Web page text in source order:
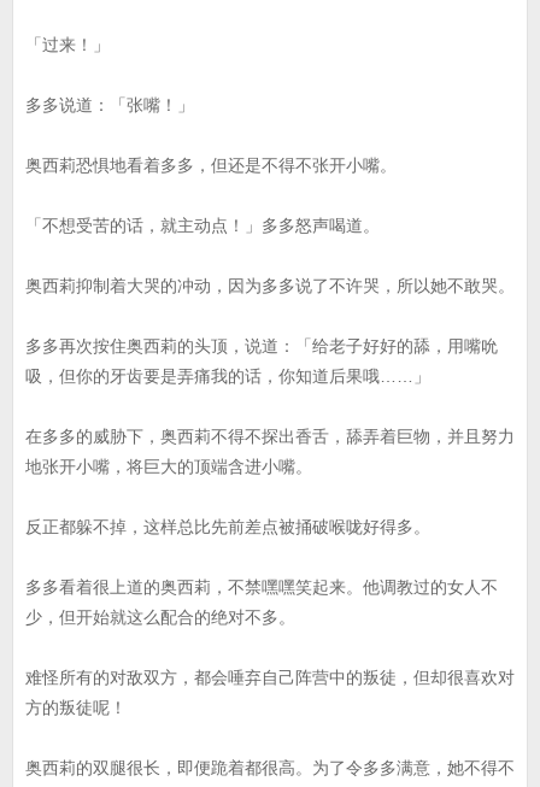
「过来！」
多多说道：「张嘴！」
奥西莉恐惧地看着多多，但还是不得不张开小嘴。
「不想受苦的话，就主动点！」多多怒声喝道。
奥西莉抑制着大哭的冲动，因为多多说了不许哭，所以她不敢哭。
多多再次按住奥西莉的头顶，说道：「给老子好好的舔，用嘴吮
吸，但你的牙齿要是弄痛我的话，你知道后果哦……」
在多多的威胁下，奥西莉不得不探出香舌，舔弄着巨物，并且努力
地张开小嘴，将巨大的顶端含进小嘴。
反正都躲不掉，这样总比先前差点被捅破喉咙好得多。
多多看着很上道的奥西莉，不禁嘿嘿笑起来。他调教过的女人不
少，但开始就这么配合的绝对不多。
难怪所有的对敌双方，都会唾弃自己阵营中的叛徒，但却很喜欢对
方的叛徒呢！
奥西莉的双腿很长，即便跪着都很高。为了令多多满意，她不得不